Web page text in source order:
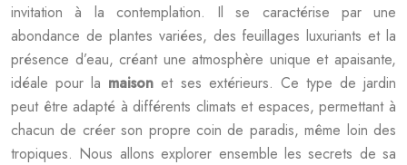
invitation à la contemplation. Il se caractérise par une
abondance de plantes variées, des feuillages luxuriants et la
présence d’eau, créant une atmosphère unique et apaisante,
idéale pour la maisonet ses extérieurs. Ce type de jardin
peut être adapté à différents climats et espaces, permettant à
chacun de créer son propre coin de paradis, même loin des
tropiques. Nous allons explorer ensemble les secrets de sa